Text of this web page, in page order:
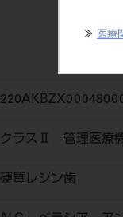
≫ 医療
クラスⅡ 管理医療
硬質レジン歯